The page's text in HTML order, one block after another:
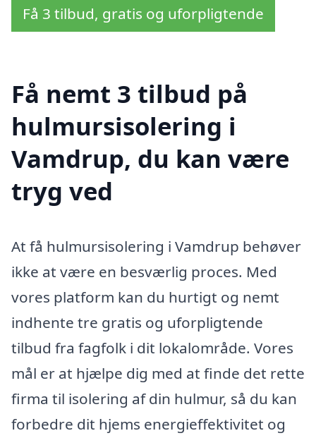
Få 3 tilbud, gratis og uforpligtende
Få nemt 3 tilbud på
hulmursisolering i
Vamdrup, du kan være
tryg ved
At få hulmursisolering i Vamdrup behøver
ikke at være en besværlig proces. Med
vores platform kan du hurtigt og nemt
indhente tre gratis og uforpligtende
tilbud fra fagfolk i dit lokalområde. Vores
mål er at hjælpe dig med at finde det rette
firma til isolering af din hulmur, så du kan
forbedre dit hjems energieffektivitet og